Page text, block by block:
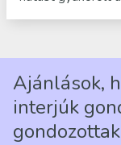
Ajánlások,
interjúk